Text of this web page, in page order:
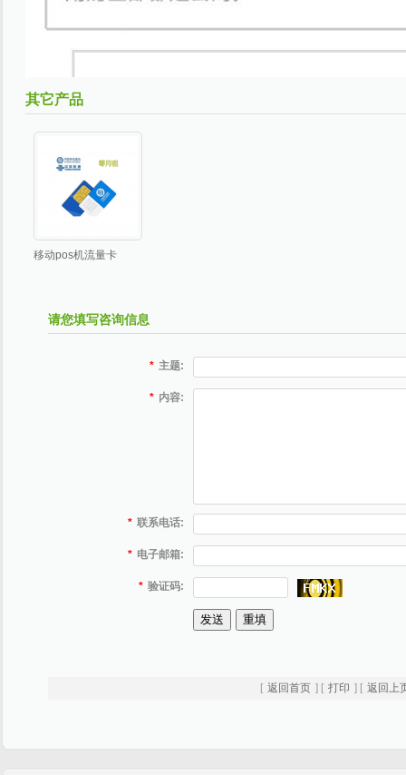
其它产品
移动pos机流量卡
请您填写咨询信息
* 主题:
* 内容:
* 联系电话:
* 电子邮箱:
* 验证码:
[ 返回首页 ] [ 打印 ] [ 返回上